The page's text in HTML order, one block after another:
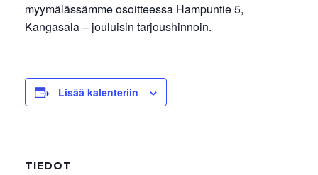
myymälässämme osoitteessa Hampuntie 5,
Kangasala – jouluisin tarjoushinnoin.
Lisää kalenteriin
TIEDOT